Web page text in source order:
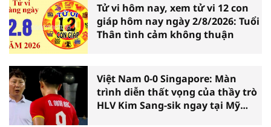
Tử vi hôm nay, xem tử vi 12 con
giáp hôm nay ngày 2/8/2026: Tuổi
Thân tình cảm không thuận
Việt Nam 0-0 Singapore: Màn
trình diễn thất vọng của thầy trò
HLV Kim Sang-sik ngay tại Mỹ